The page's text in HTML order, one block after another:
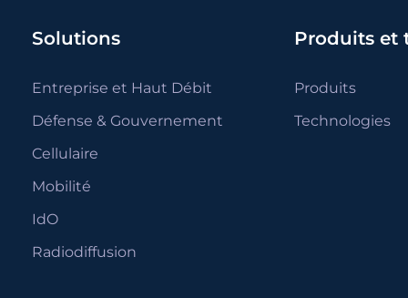
Solutions
Entreprise et Haut Débit
Défense & Gouvernement
Cellulaire
Mobilité
IdO
Radiodiffusion
Produits et
Produits
Technologies